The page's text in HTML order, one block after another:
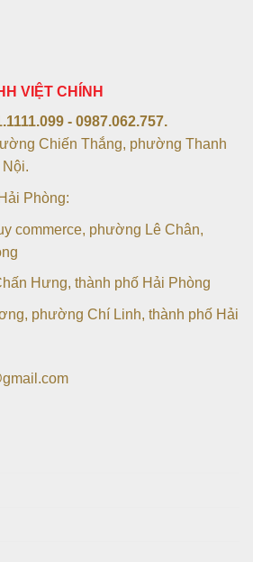
VIỆT CHÍNH
- 0987.062.757.
Chiến Thắng, phường Thanh
Nội.
Phòng:
commerce, phường Lê Chân,
Hưng, thành phố Hải Phòng
phường Chí Linh, thành phố Hải